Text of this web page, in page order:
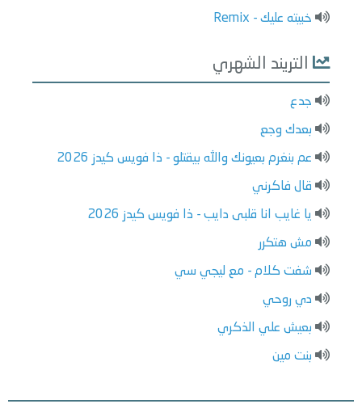
خبيته عليك - Remix
التريند الشهري
جدع
بعدك وجع
عم بنغرم بعيونك والله بيقتلو - ذا فويس كيدز 2026
قال فاكرني
يا غايب انا قلبى دايب - ذا فويس كيدز 2026
مش هتكرر
شفت كلام - مع ليجي سي
دي روحي
بعيش علي الذكري
بنت مين